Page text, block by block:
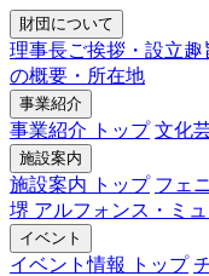
財団について
理事長ご挨拶・設立趣
の概要・所在地
事業紹介
事業紹介 トップ 文化
施設案内
施設案内 トップ フェ
堺 アルフォンス・ミ
イベント
イベント情報 トップ